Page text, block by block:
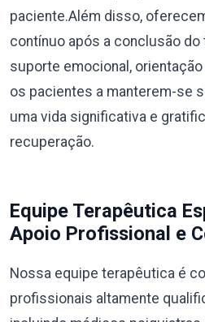
paciente.Além disso,
contínuo após a conclusão
suporte emocional,
os pacientes a manterem-se
uma vida significativa e
recuperação.
Equipe Terapêutica
Apoio Profissional e
Nossa equipe terapêutica é
profissionais altamente